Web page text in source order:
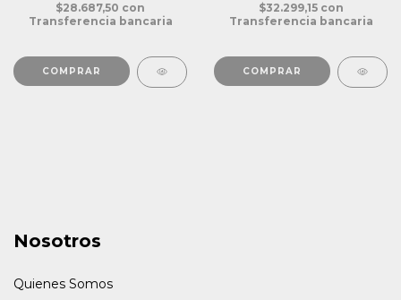
$28.687,50 con
Transferencia bancaria
COMPRAR
$32.299,15 con
Transferencia bancaria
COMPRAR
Nosotros
Quienes Somos